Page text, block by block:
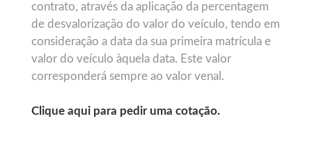
contrato, através da aplicação da percentagem
de desvalorização do valor do veículo, tendo em
consideração a data da sua primeira matrícula e
valor do veículo àquela data. Este valor
corresponderá sempre ao valor venal.
Clique aqui para pedir uma cotação.